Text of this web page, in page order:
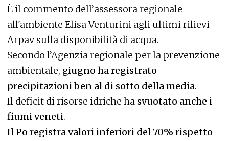
È il commento dell’assessora regionale
all'ambiente Elisa Venturini agli ultimi rilievi
Arpav sulla disponibilità di acqua.
Secondo l’Agenzia regionale per la prevenzione
ambientale, giugno ha registrato
precipitazioni ben al di sotto della media.
Il deficit di risorse idriche ha svuotato anche i
fiumi veneti.
Il Po registra valori inferiori del 70% rispetto